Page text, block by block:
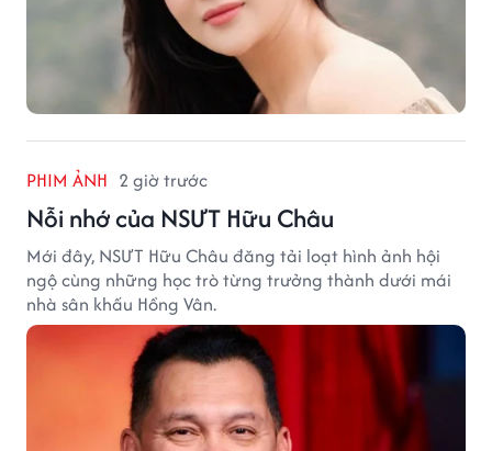
PHIM ẢNH 2 giờ trước
Nỗi nhớ của NSƯT Hữu Châu
Mới đây, NSƯT Hữu Châu đăng tải loạt hình ảnh hội
ngộ cùng những học trò từng trưởng thành dưới mái
nhà sân khấu Hồng Vân.